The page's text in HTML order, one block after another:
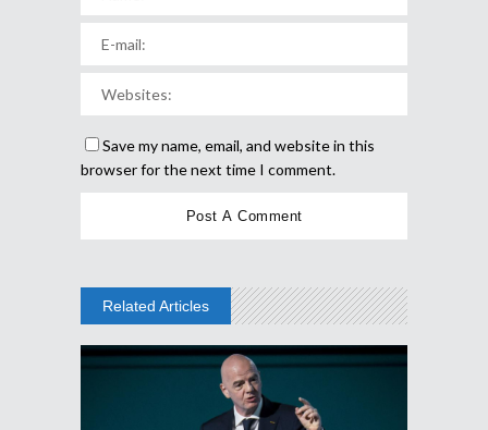
Save my name, email, and website in this
browser for the next time I comment.
Related Articles